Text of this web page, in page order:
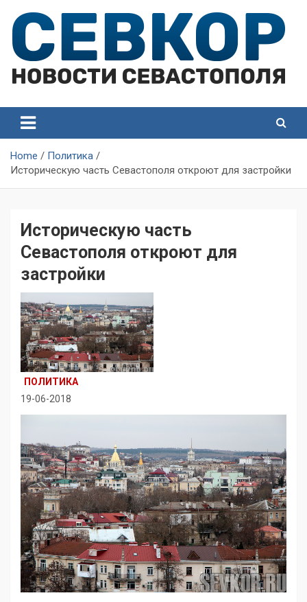
content
Севастополя
Севастополя
Home
Политика
Историческую часть Севастополя откроют для застройки
Историческую часть
Севастополя откроют для
застройки
ПОЛИТИКА
19-06-2018